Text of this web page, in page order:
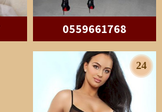
0559661768
24